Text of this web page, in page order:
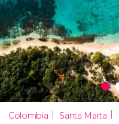
Colombia Santa Marta